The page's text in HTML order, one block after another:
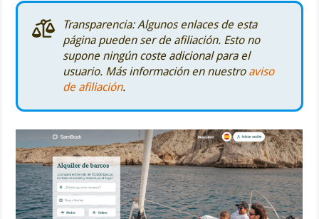
Transparencia: Algunos enlaces de esta
página pueden ser de afiliación. Esto no
supone ningún coste adicional para el
usuario. Más información en nuestro aviso
de afiliación.